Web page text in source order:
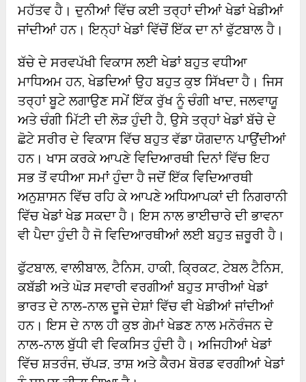
ਮਹੱਤਵ ਹੈ। ਦੁਨੀਆਂ ਵਿੱਚ ਕਈ ਤਰ੍ਹਾਂ ਦੀਆਂ ਖੇਡਾਂ ਖੇਡੀਆਂ
ਜਾਂਦੀਆਂ ਹਨ। ਇਨ੍ਹਾਂ ਖੇਡਾਂ ਵਿੱਚੋਂ ਇੱਕ ਦਾ ਨਾਂ ਫੁੱਟਬਾਲ ਹੈ।
ਬੱਚੇ ਦੇ ਸਰਵਪੱਖੀ ਵਿਕਾਸ ਲਈ ਖੇਡਾਂ ਬਹੁਤ ਵਧੀਆ
ਮਾਧਿਅਮ ਹਨ, ਖੇਡਦਿਆਂ ਉਹ ਬਹੁਤ ਕੁਝ ਸਿੱਖਦਾ ਹੈ। ਜਿਸ
ਤਰ੍ਹਾਂ ਬੂਟੇ ਲਗਾਉਣ ਸਮੇਂ ਇੱਕ ਰੁੱਖ ਨੂੰ ਚੰਗੀ ਖਾਦ, ਜਲਵਾਯੂ
ਅਤੇ ਚੰਗੀ ਮਿੱਟੀ ਦੀ ਲੋੜ ਹੁੰਦੀ ਹੈ, ਉਸੇ ਤਰ੍ਹਾਂ ਖੇਡਾਂ ਬੱਚੇ ਦੇ
ਛੋਟੇ ਸਰੀਰ ਦੇ ਵਿਕਾਸ ਵਿੱਚ ਬਹੁਤ ਵੱਡਾ ਯੋਗਦਾਨ ਪਾਉਂਦੀਆਂ
ਹਨ। ਖਾਸ ਕਰਕੇ ਆਪਣੇ ਵਿਦਿਆਰਥੀ ਦਿਨਾਂ ਵਿੱਚ ਇਹ
ਸਭ ਤੋਂ ਵਧੀਆ ਸਮਾਂ ਹੁੰਦਾ ਹੈ ਜਦੋਂ ਇੱਕ ਵਿਦਿਆਰਥੀ
ਅਨੁਸ਼ਾਸਨ ਵਿੱਚ ਰਹਿ ਕੇ ਆਪਣੇ ਅਧਿਆਪਕਾਂ ਦੀ ਨਿਗਰਾਨੀ
ਵਿੱਚ ਖੇਡਾਂ ਖੇਡ ਸਕਦਾ ਹੈ। ਇਸ ਨਾਲ ਭਾਈਚਾਰੇ ਦੀ ਭਾਵਨਾ
ਵੀ ਪੈਦਾ ਹੁੰਦੀ ਹੈ ਜੋ ਵਿਦਿਆਰਥੀਆਂ ਲਈ ਬਹੁਤ ਜ਼ਰੂਰੀ ਹੈ।
ਫੁੱਟਬਾਲ, ਵਾਲੀਬਾਲ, ਟੈਨਿਸ, ਹਾਕੀ, ਕ੍ਰਿਕਟ, ਟੇਬਲ ਟੈਨਿਸ,
ਕਬੱਡੀ ਅਤੇ ਘੋੜ ਸਵਾਰੀ ਵਰਗੀਆਂ ਬਹੁਤ ਸਾਰੀਆਂ ਖੇਡਾਂ
ਭਾਰਤ ਦੇ ਨਾਲ-ਨਾਲ ਦੂਜੇ ਦੇਸ਼ਾਂ ਵਿੱਚ ਵੀ ਖੇਡੀਆਂ ਜਾਂਦੀਆਂ
ਹਨ। ਇਸ ਦੇ ਨਾਲ ਹੀ ਕੁਝ ਗੇਮਾਂ ਖੇਡਣ ਨਾਲ ਮਨੋਰੰਜਨ ਦੇ
ਨਾਲ-ਨਾਲ ਬੁੱਧੀ ਵੀ ਵਿਕਸਿਤ ਹੁੰਦੀ ਹੈ। ਅਜਿਹੀਆਂ ਖੇਡਾਂ
ਵਿੱਚ ਸ਼ਤਰੰਜ, ਚੱਪੜ, ਤਾਸ਼ ਅਤੇ ਕੈਰਮ ਬੋਰਡ ਵਰਗੀਆਂ ਖੇਡਾਂ